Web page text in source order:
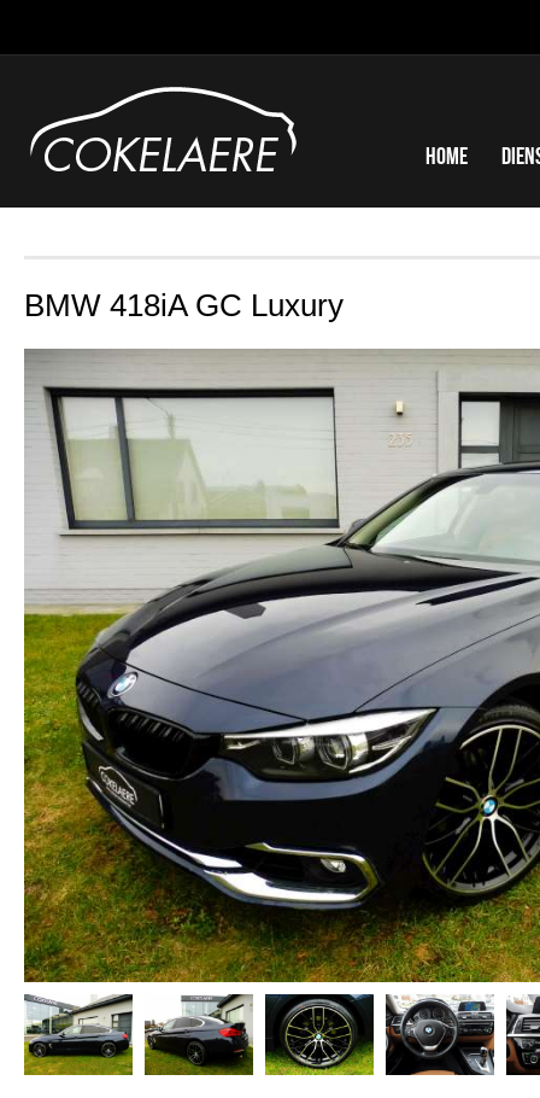
Home
BMW 418iA GC Luxury